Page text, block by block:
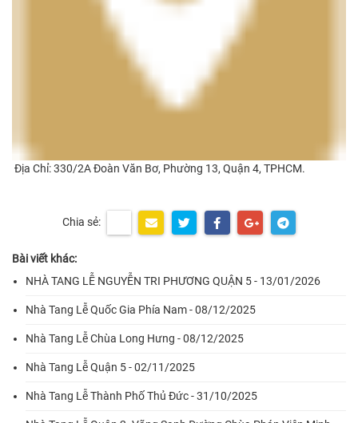
Địa Chỉ: 330/2A Đoàn Văn Bơ, Phường 13, Quận 4, TPHCM.
Chia sẻ:
Bài viết khác:
NHÀ TANG LỄ NGUYỄN TRI PHƯƠNG QUẬN 5 - 13/01/2026
Nhà Tang Lễ Quốc Gia Phía Nam - 08/12/2025
Nhà Tang Lễ Chùa Long Hưng - 08/12/2025
Nhà Tang Lễ Quận 5 - 02/11/2025
Nhà Tang Lễ Thành Phố Thủ Đức - 31/10/2025